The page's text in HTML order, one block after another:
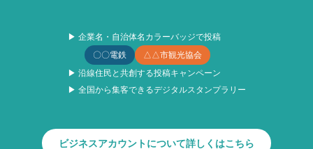
▶ 企業名・自治体名カラーバッジで投稿
〇〇電鉄
△△市観光協会
▶ 沿線住民と共創する投稿キャンペーン
▶ 全国から集客できるデジタルスタンプラリー
ビジネスアカウントについて詳しくはこちら